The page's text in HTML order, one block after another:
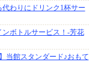
代わりにドリンク1杯サー
ボトルサービス！-芳花
当館スタンダード♪おもて